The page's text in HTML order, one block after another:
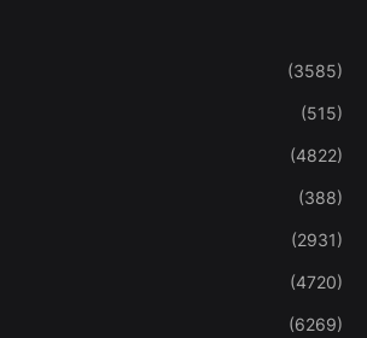
(3585)
(515)
(4822)
(388)
(2931)
(4720)
(6269)